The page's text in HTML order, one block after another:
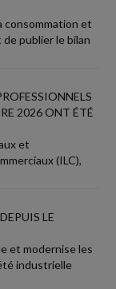
consommation et
publier le bilan
2026 ONT ÉTÉ
et
(ILC),
LE
et modernise les
industrielle